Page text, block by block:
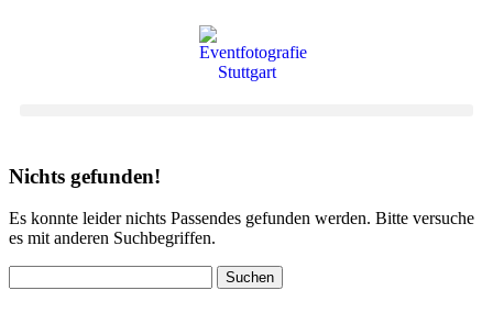
Nichts gefunden!
Es konnte leider nichts Passendes gefunden werden. Bitte versuche
es mit anderen Suchbegriffen.